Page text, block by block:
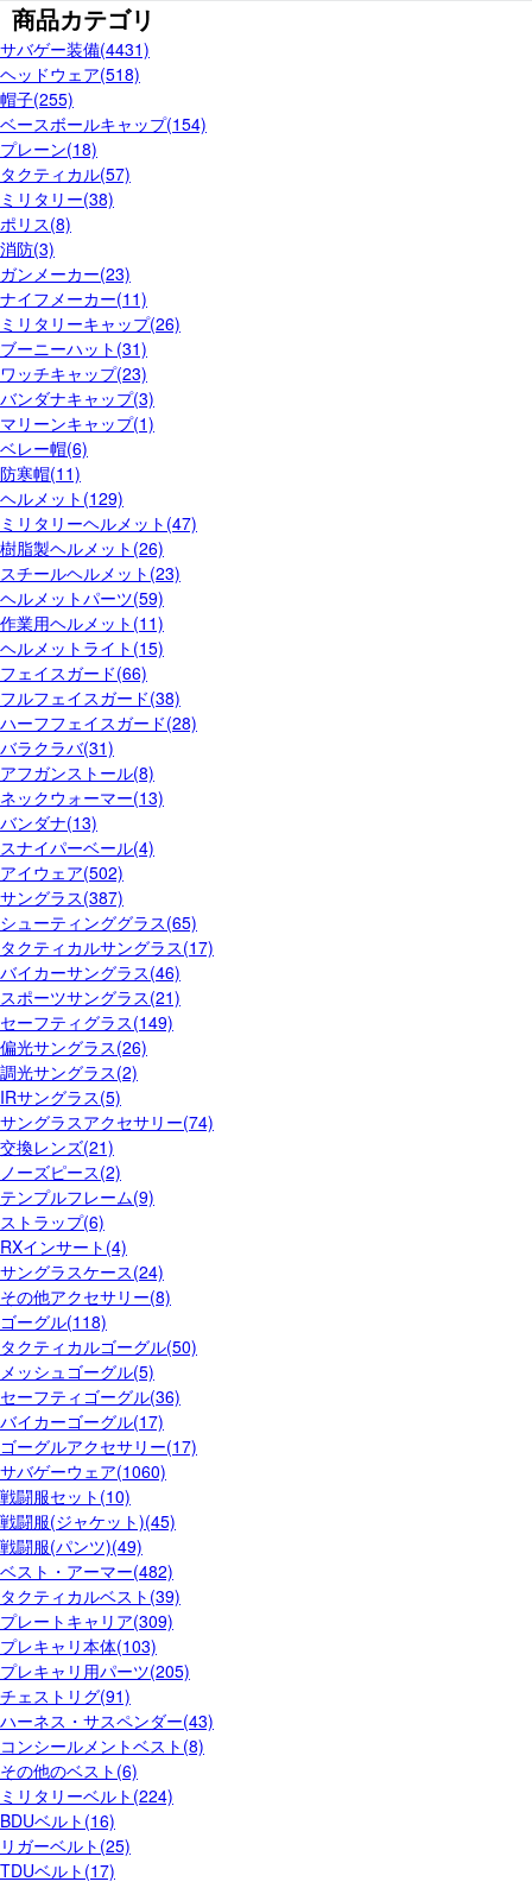
商品カテゴリ
サバゲー装備(4431)
ヘッドウェア(518)
帽子(255)
ベースボールキャップ(154)
プレーン(18)
タクティカル(57)
ミリタリー(38)
ポリス(8)
消防(3)
ガンメーカー(23)
ナイフメーカー(11)
ミリタリーキャップ(26)
ブーニーハット(31)
ワッチキャップ(23)
バンダナキャップ(3)
マリーンキャップ(1)
ベレー帽(6)
防寒帽(11)
ヘルメット(129)
ミリタリーヘルメット(47)
樹脂製ヘルメット(26)
スチールヘルメット(23)
ヘルメットパーツ(59)
作業用ヘルメット(11)
ヘルメットライト(15)
フェイスガード(66)
フルフェイスガード(38)
ハーフフェイスガード(28)
バラクラバ(31)
アフガンストール(8)
ネックウォーマー(13)
バンダナ(13)
スナイパーベール(4)
アイウェア(502)
サングラス(387)
シューティンググラス(65)
タクティカルサングラス(17)
バイカーサングラス(46)
スポーツサングラス(21)
セーフティグラス(149)
偏光サングラス(26)
調光サングラス(2)
IRサングラス(5)
サングラスアクセサリー(74)
交換レンズ(21)
ノーズピース(2)
テンプルフレーム(9)
ストラップ(6)
RXインサート(4)
サングラスケース(24)
その他アクセサリー(8)
ゴーグル(118)
タクティカルゴーグル(50)
メッシュゴーグル(5)
セーフティゴーグル(36)
バイカーゴーグル(17)
ゴーグルアクセサリー(17)
サバゲーウェア(1060)
戦闘服セット(10)
戦闘服(ジャケット)(45)
戦闘服(パンツ)(49)
ベスト・アーマー(482)
タクティカルベスト(39)
プレートキャリア(309)
プレキャリ本体(103)
プレキャリ用パーツ(205)
チェストリグ(91)
ハーネス・サスペンダー(43)
コンシールメントベスト(8)
その他のベスト(6)
ミリタリーベルト(224)
BDUベルト(16)
リガーベルト(25)
TDUベルト(17)